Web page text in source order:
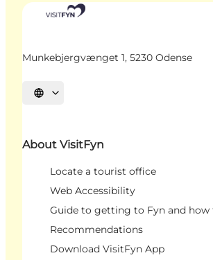
Munkebjergvænget 1, 5230 Odense
Select language
About VisitFyn
Locate a tourist office
Web Accessibility
Guide to getting to Fyn and
Recommendations
Download VisitFyn App